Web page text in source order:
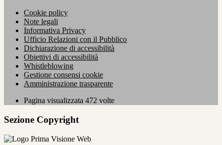
Cookie policy
Note legali
Informativa Privacy
Ufficio Relazioni con il Pubblico
Dichiarazione di accessibilità
Obiettivi di accessibilità
Whistleblowing
Gestione consensi cookie
Amministrazione trasparente
Pagina visualizzata 472 volte
Sezione Copyright